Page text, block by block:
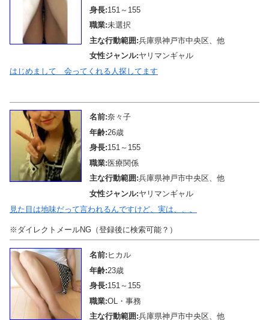
身長:151～155
職業:未選択
主な行動範囲:兵庫県神戸市中央区、他
女性ジャンル:ヤリマンギャル
はじめまして 会ってくれる人探してます
名前:奈々子
年齢:26歳
身長:151～155
職業:医療関係
主な行動範囲:兵庫県神戸市中央区、他
女性ジャンル:ヤリマンギャル
見た目は地味だって言われるんですけど、実は、、、
※ダイレクトメールNG（登録後に検索可能？）
名前: ヒカル
年齢:23歳
身長:151～155
職業:OL・事務
主な行動範囲:兵庫県神戸市中央区、他